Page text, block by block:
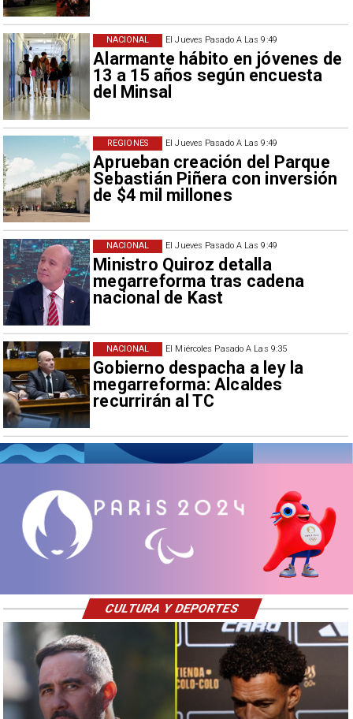
El Jueves Pasado A Las 9:49
Alarmante hábito en jóvenes de
13 a 15 años según encuesta
del Minsal
NACIONAL
El Jueves Pasado A Las 9:49
Aprueban creación del Parque
Sebastián Piñera con inversión
de $4 mil millones
REGIONES
El Jueves Pasado A Las 9:49
Ministro Quiroz detalla
megarreforma tras cadena
nacional de Kast
NACIONAL
El Miércoles Pasado A Las 9:35
Gobierno despacha a ley la
megarreforma: Alcaldes
recurrirán al TC
NACIONAL
CULTURA Y DEPORTES